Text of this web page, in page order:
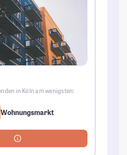
in Köln am wenigsten:
Wohnungsmarkt